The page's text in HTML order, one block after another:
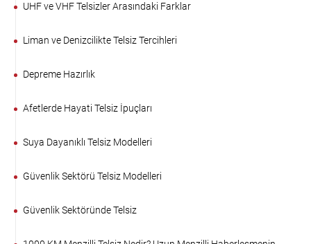
UHF ve VHF Telsizler Arasındaki Farklar
Liman ve Denizcilikte Telsiz Tercihleri
Depreme Hazırlık
Afetlerde Hayati Telsiz İpuçları
Suya Dayanıklı Telsiz Modelleri
Güvenlik Sektörü Telsiz Modelleri
Güvenlik Sektöründe Telsiz